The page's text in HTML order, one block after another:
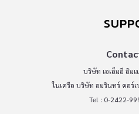
บริษัท เอเอ็มอี อิม
ในเครือ บริษัท อมรินทร์ คอร์
Tel : 0-2422-